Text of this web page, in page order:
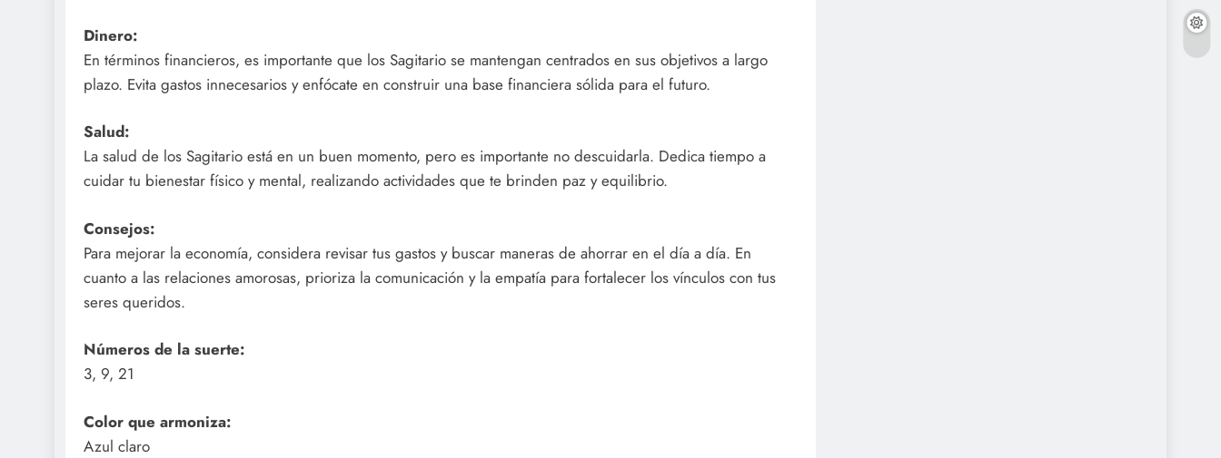
Dinero:
En términos financieros, es importante que los Sagitario se mantengan centrados en sus objetivos a largo
plazo. Evita gastos innecesarios y enfócate en construir una base financiera sólida para el futuro.
Salud:
La salud de los Sagitario está en un buen momento, pero es importante no descuidarla. Dedica tiempo a
cuidar tu bienestar físico y mental, realizando actividades que te brinden paz y equilibrio.
Consejos:
Para mejorar la economía, considera revisar tus gastos y buscar maneras de ahorrar en el día a día. En
cuanto a las relaciones amorosas, prioriza la comunicación y la empatía para fortalecer los vínculos con tus
seres queridos.
Números de la suerte:
3, 9, 21
Color que armoniza:
Azul claro